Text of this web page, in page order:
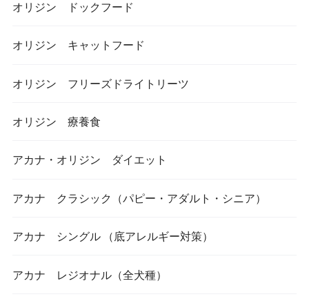
オリジン ドックフード
オリジン キャットフード
オリジン フリーズドライトリーツ
オリジン 療養食
アカナ・オリジン ダイエット
アカナ クラシック（パピー・アダルト・シニア）
アカナ シングル （底アレルギー対策）
アカナ レジオナル（全犬種）